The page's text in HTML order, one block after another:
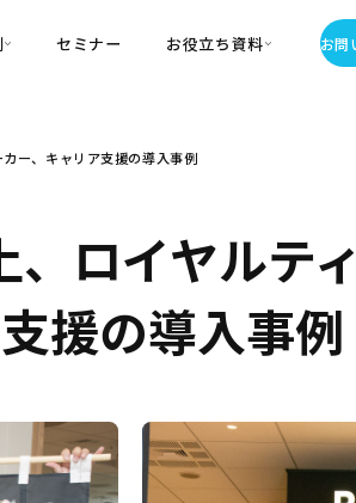
Commune Navigator
導入事例
セミナー お役立ち資料 お問
ー、キャリア支援の導入事例
ロイヤルテ
援の導入事例